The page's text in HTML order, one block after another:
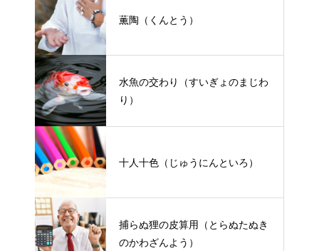
薫陶（くんとう）
水魚の交わり（すいぎょのまじわ
り）
十人十色（じゅうにんといろ）
捕らぬ狸の皮算用（とらぬたぬき
のかわざんよう）